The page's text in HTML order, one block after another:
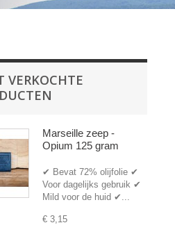
VERKOCHTE
Marseille zeep -
Opium 125 gram
✔ Bevat 72% olijfolie ✔
Voor dagelijks gebruik ✔
Mild voor de huid ✔...
€ 3,15